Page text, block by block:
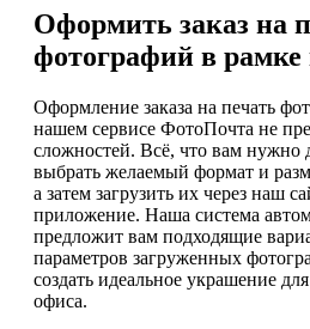
Оформить заказ на
фотографий в рамке
Оформление заказа на печать
нашем сервисе ФотоПочта не
сложностей. Всё, что вам нужно
выбрать желаемый формат и
а затем загрузить их через наш
приложение. Наша система
предложит вам подходящие
параметров загруженных
создать идеальное украшение
офиса.